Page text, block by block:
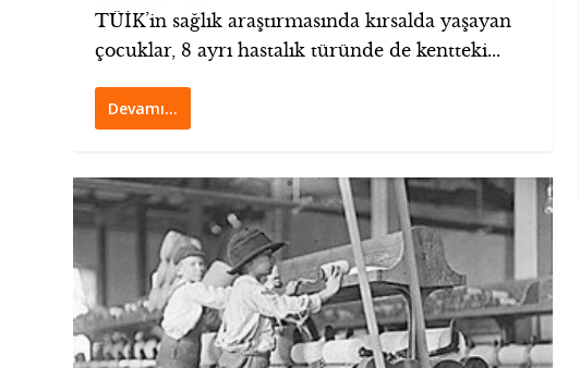
TÜİK’in sağlık araştırmasında kırsalda yaşayan
çocuklar, 8 ayrı hastalık türünde de kentteki...
Devamı…